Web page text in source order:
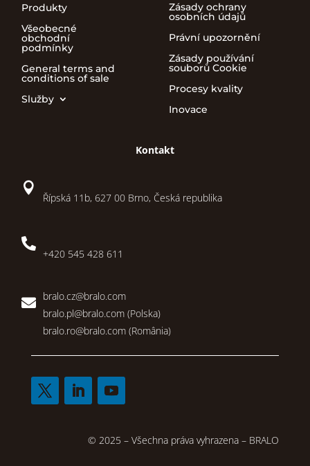
Produkty
Všeobecné
obchodní
podmínky
General terms and
conditions of sale
Služby
Zásady ochrany
osobních údajů
Právní upozornění
Zásady používání
souborů Cookie
Procesy kvality
Inovace
Kontakt

Řípská 11b, 627 00 Brno, Česká republika

+420 545 428 611
 bralo.cz@bralo.com
bralo.pl@bralo.com (Polska)
bralo.ro@bralo.com (România)
© 2025 – Všechna práva vyhrazena – BRALO